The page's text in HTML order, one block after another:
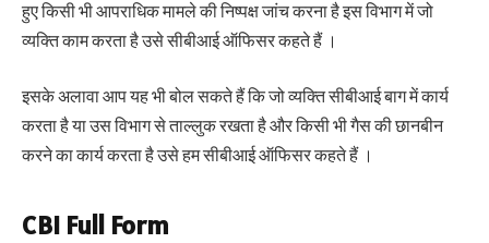
हुए किसी भी आपराधिक मामले की निष्पक्ष जांच करना है इस विभाग में जो
व्यक्ति काम करता है उसे सीबीआई ऑफिसर कहते हैं ।
इसके अलावा आप यह भी बोल सकते हैं कि जो व्यक्ति सीबीआई बाग में कार्य
करता है या उस विभाग से ताल्लुक रखता है और किसी भी गैस की छानबीन
करने का कार्य करता है उसे हम सीबीआई ऑफिसर कहते हैं ।
CBI Full Form